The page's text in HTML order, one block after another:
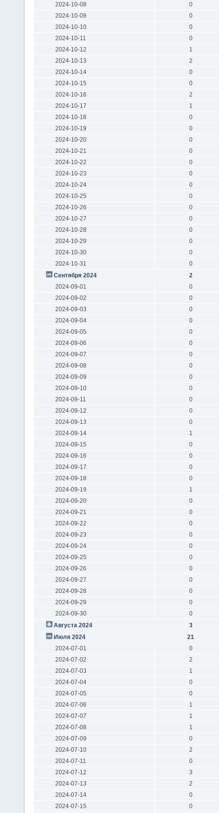
2024-10-08
0
2024-10-09
0
2024-10-10
0
2024-10-11
0
2024-10-12
1
2024-10-13
2
2024-10-14
0
2024-10-15
0
2024-10-16
2
2024-10-17
1
2024-10-18
0
2024-10-19
0
2024-10-20
0
2024-10-21
0
2024-10-22
0
2024-10-23
0
2024-10-24
0
2024-10-25
0
2024-10-26
0
2024-10-27
0
2024-10-28
0
2024-10-29
0
2024-10-30
0
2024-10-31
0
Сентября 2024
2
2024-09-01
0
2024-09-02
0
2024-09-03
0
2024-09-04
0
2024-09-05
0
2024-09-06
0
2024-09-07
0
2024-09-08
0
2024-09-09
0
2024-09-10
0
2024-09-11
0
2024-09-12
0
2024-09-13
0
2024-09-14
1
2024-09-15
0
2024-09-16
0
2024-09-17
0
2024-09-18
0
2024-09-19
1
2024-09-20
0
2024-09-21
0
2024-09-22
0
2024-09-23
0
2024-09-24
0
2024-09-25
0
2024-09-26
0
2024-09-27
0
2024-09-28
0
2024-09-29
0
2024-09-30
0
Августа 2024
3
Июля 2024
21
2024-07-01
0
2024-07-02
2
2024-07-03
1
2024-07-04
0
2024-07-05
0
2024-07-06
1
2024-07-07
1
2024-07-08
1
2024-07-09
0
2024-07-10
2
2024-07-11
0
2024-07-12
3
2024-07-13
2
2024-07-14
0
2024-07-15
0